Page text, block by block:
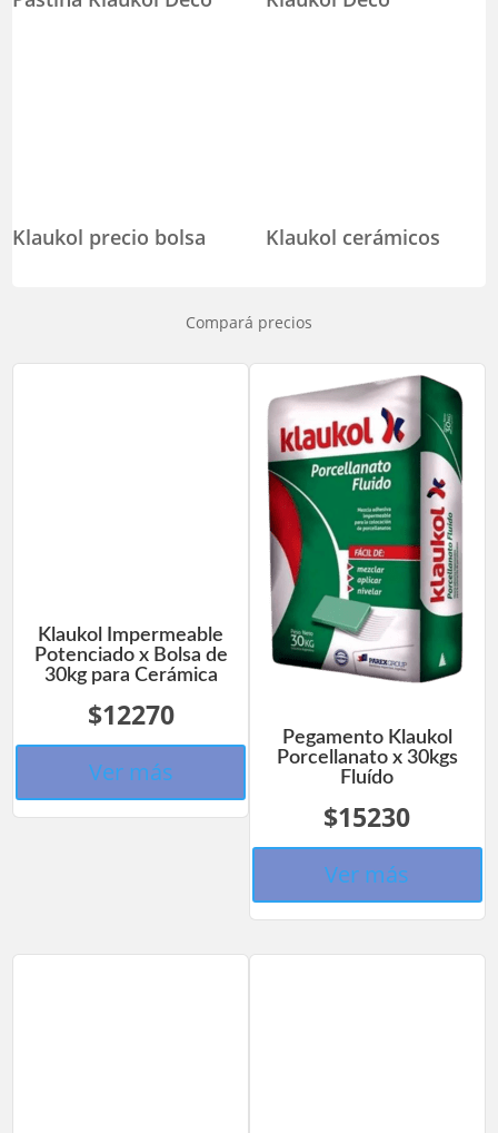
Klaukol precio bolsa Klaukol cerámicos
Compará precios
Klaukol Impermeable
Potenciado x Bolsa de
30kg para Cerámica
$12270
Ver más
Pegamento Klaukol
Porcellanato x 30kgs
Fluído
$15230
Ver más